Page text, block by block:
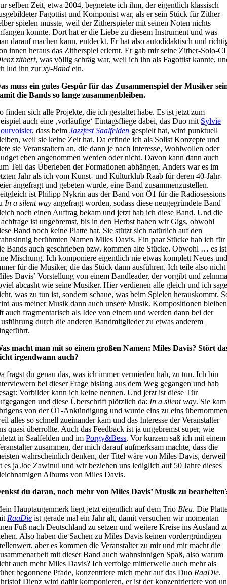
selben Zeit, etwa 2004, begnetete ich ihm, der eigentlich klassisch
Fagottist und Komponist war, als er sein Stück für Zither
spielen musste, weil der Zitherspieler mit seinen Noten nichts
konnte. Dort hat er die Liebe zu diesem Instrument und was
darauf machen kann, entdeckt. Er hat also autodidaktisch und
innen heraus das Zitherspiel erlernt. Er gab mir seine Zither-Solo-
zithert, was völlig schräg war, weil ich ihn als Fagottist kannte,
lud ihn zurxy-Band ein.
muss ein gutes Gespür für das Zusammenspiel der Musiker
die Bands so lange zusammenbleiben.
finden sich alle Projekte, die ich gestaltet habe. Es ist jetzt zum
auch eine ‚vorläufige‘ Eintagsfliege dabei, das Duo mit Sylvie
, dass beimJazzfest Saalfelden gespielt hat, wird punktuell
weil sie keine Zeit hat. Da erfinde ich als Solist Konzepte und
sie Veranstaltern an, die dann je nach Interesse, Wohlwollen oder
eben angenommen werden oder nicht. Davon kann dann auch
Teil das Überleben der Formationen abhängen. Anders war es im
Jahr als ich vom Kunst- und Kulturklub Raab für deren 40-Jahr-
angefragt und gebeten wurde, eine Band zusammenzustellen.
ist Philipp Nykrin aus der Band von Ö1 für die Radiosessions
In a silent way angefragt worden, sodass diese neugegründete Band
noch einen Auftrag bekam und jetzt hab ich diese Band. Und die
ist ungebremst, bis in den Herbst haben wir Gigs, obwohl
Band noch keine Platte hat. Sie stützt sich natürlich auf den
berühmten Namen Miles Davis. Ein paar Stücke hab ich für
Bands auch geschrieben bzw. kommen alte Stücke. Obwohl … es ist
Mischung. Ich komponiere eigentlich nie etwas komplett Neues
für die Musiker, die das Stück dann ausführen. Ich teile also nicht
Davis’ Vorstellung von einem Bandleader, der vorgibt und
abcasht wie seine Musiker. Hier verdienen alle gleich und ich
was zu tun ist, sondern schaue, was beim Spielen herauskommt.
aus meiner Musik dann auch unsere Musik. Kompositionen bleiben
auch fragmentarisch als Idee von einem und werden dann bei der
durch die anderen Bandmitglieder zu etwas anderem
macht man mit so einem großen Namen: Miles Davis? Stört
irgendwann auch?
fragst du genau das, was ich immer vermieden hab, zu tun. Ich bin
bei dieser Frage bislang aus dem Weg gegangen und hab
Vorbilder kann ich keine nennen. Und jetzt ist diese Tür
und diese Überschrift plötzlich da: In a silent way. Sie kam
von der Ö1-Ankündigung und wurde eins zu eins
alles so schnell zueinander kam und das Interesse der Veranstalter
quasi überrollte. Auch das Feedback ist ja ungebremst super, wie
in Saalfelden und imPorgy&Bess. Vor kurzem saß ich mit einem
zusammen, der mich darauf aufmerksam machte, dass die
wahrscheinlich denken, der Titel wäre von Miles Davis, derweil
es ja Joe Zawinul und wir beziehen uns lediglich auf 50 Jahre dieses
Albums von Miles Davis.
du daran, noch mehr von Miles Davis’ Musik zu
Hauptaugenmerk liegt jetzt eigentlich auf dem Trio Bleu. Die
RaaDie ist gerade mal ein Jahr alt, damit versuchen wir momentan
Fuß nach Deutschland zu setzen und weitere Kreise ins Ausland
Also haben die Sachen zu Miles Davis keinen vordergründigen
aber es kommen die Veranstalter zu mir und mir macht die
mit dieser Band auch wahnsinnigen Spaß, also warum
auch mehr Miles Davis? Ich verfolge mittlerweile auch mehr als
begonnene Pfade, konzentriere mich mehr auf das Duo RaaDie.
Dienz wird dafür komponieren, er ist der konzentriertere von